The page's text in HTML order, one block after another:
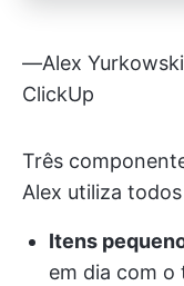
—Alex
ClickUp
Três
Alex utiliza
Itens
em dia com